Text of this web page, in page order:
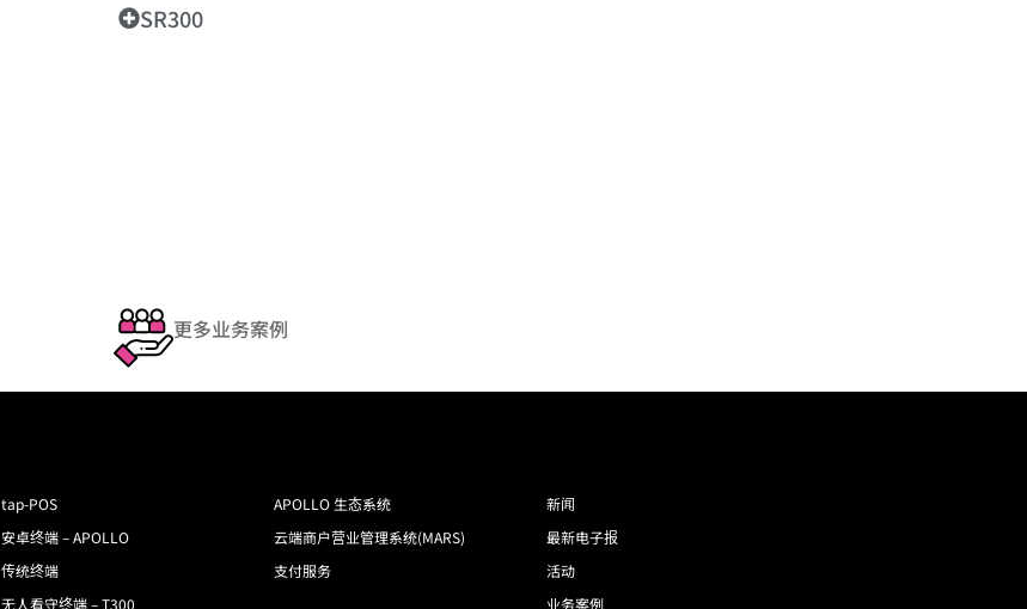
SR300
更多业务案例
tap-POS
安卓终端 – APOLLO
传统终端
无人看守终端 – T300
APOLLO 生态系统
云端商户营业管理系统(MARS)
支付服务
新闻
最新电子报
活动
业务案例